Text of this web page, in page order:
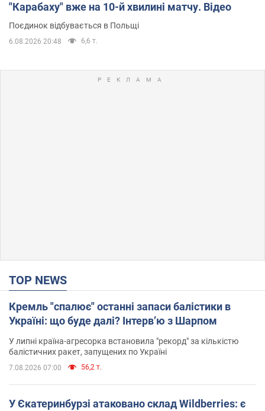
"Карабаху" вже на 10-й хвилині матчу. Відео
Поєдинок відбувається в Польщі
6.08.2026 20:48 6,6 т.
TOP NEWS
Кремль "спалює" останні запаси балістики в
Україні: що буде далі? Інтерв’ю з Шарпом
У липні країна-агресорка встановила "рекорд" за кількістю
балістичних ракет, запущених по Україні
7.08.2026 07:00 56,2 т.
У Єкатеринбурзі атаковано склад Wildberries: є